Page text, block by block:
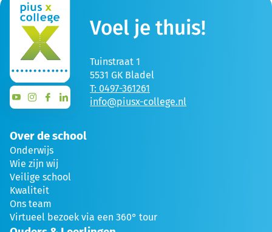
Voel je thuis!
Tuinstraat 1
5531 GK Bladel
T: 0497-361261
info@piusx-college.nl
Over de school
Onderwijs
Wie zijn wij
Veilige school
Kwaliteit
Ons team
Virtueel bezoek via een 360° tour